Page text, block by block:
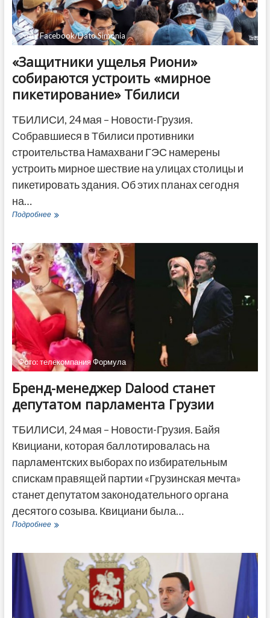
Фото: Facebook/Dato Simonia
«Защитники ущелья Риони»
собираются устроить «мирное
пикетирование» Тбилиси
ТБИЛИСИ, 24 мая – Новости-Грузия.
Собравшиеся в Тбилиси противники
строительства Намахвани ГЭС намерены
устроить мирное шествие на улицах столицы и
пикетировать здания. Об этих планах сегодня
на…
Подробнее«Защитники
собираются
устроить
«мирное
пикетирование»
Тбилиси
Фото: телекомпания Формула
Бренд-менеджер Dalood станет
депутатом парламента Грузии
ТБИЛИСИ, 24 мая – Новости-Грузия. Байя
Квициани, которая баллотировалась на
парламентских выборах по избирательным
спискам правящей партии «Грузинская мечта»
станет депутатом законодательного органа
десятого созыва. Квициани была…
ПодробнееБренд-
станет
депутатом
парламента
Грузии